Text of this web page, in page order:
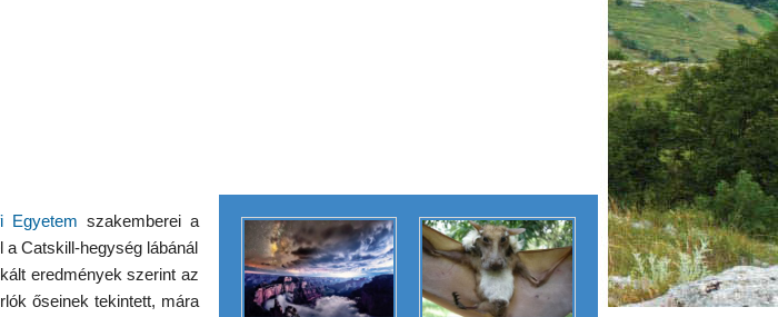
Egyetem szakemberei a
Catskill-hegység lábánál
eredmények szerint az
őseinek tekintett, mára